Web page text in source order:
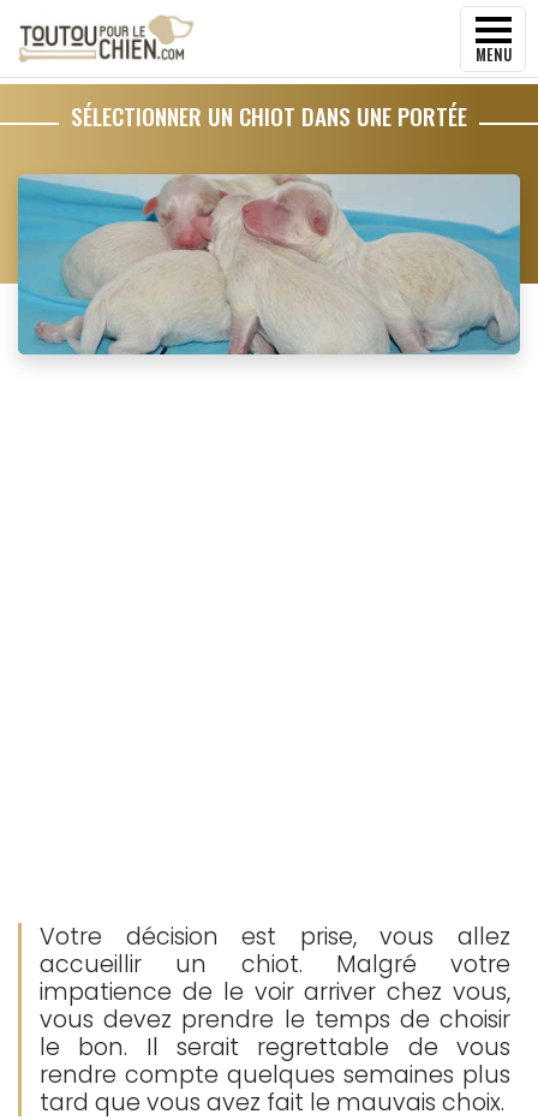
MENU
SÉLECTIONNER UN CHIOT DANS UNE PORTÉE
Votre décision est prise, vous allez
accueillir un chiot. Malgré votre
impatience de le voir arriver chez vous,
vous devez prendre le temps de choisir
le bon. Il serait regrettable de vous
rendre compte quelques semaines plus
tard que vous avez fait le mauvais choix.